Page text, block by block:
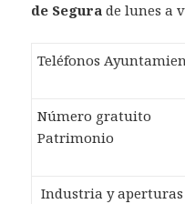
de Segura de lunes a
Teléfonos
Número gratuito
Patrimonio
Industria y aperturas